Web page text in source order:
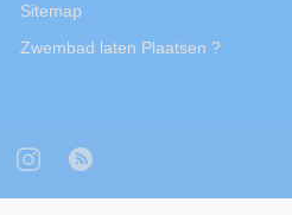
Sitemap
Zwembad laten Plaatsen ?